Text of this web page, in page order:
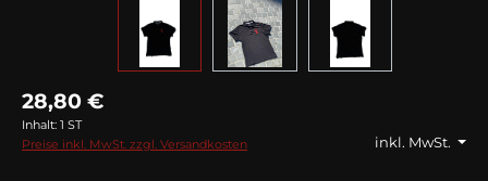
28,80 €
Inhalt: 1 ST
inkl. MwSt.
Preise inkl. MwSt. zzgl. Versandkosten